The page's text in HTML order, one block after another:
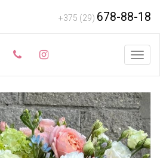
+375 (29) 678-88-18